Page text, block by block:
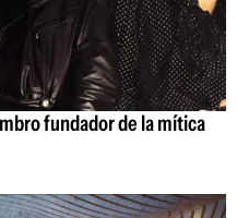
fundador de la mítica